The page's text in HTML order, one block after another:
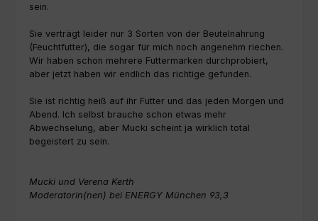
sein.
Sie verträgt leider nur 3 Sorten von der Beutelnahrung
(Feuchtfutter), die sogar für mich noch angenehm riechen.
Wir haben schon mehrere Futtermarken durchprobiert,
aber jetzt haben wir endlich das richtige gefunden.
Sie ist richtig heiß auf ihr Futter und das jeden Morgen und
Abend. Ich selbst brauche schon etwas mehr
Abwechselung, aber Mucki scheint ja wirklich total
begeistert zu sein.
Mucki und Verena Kerth
Moderatorin(nen) bei ENERGY München 93,3